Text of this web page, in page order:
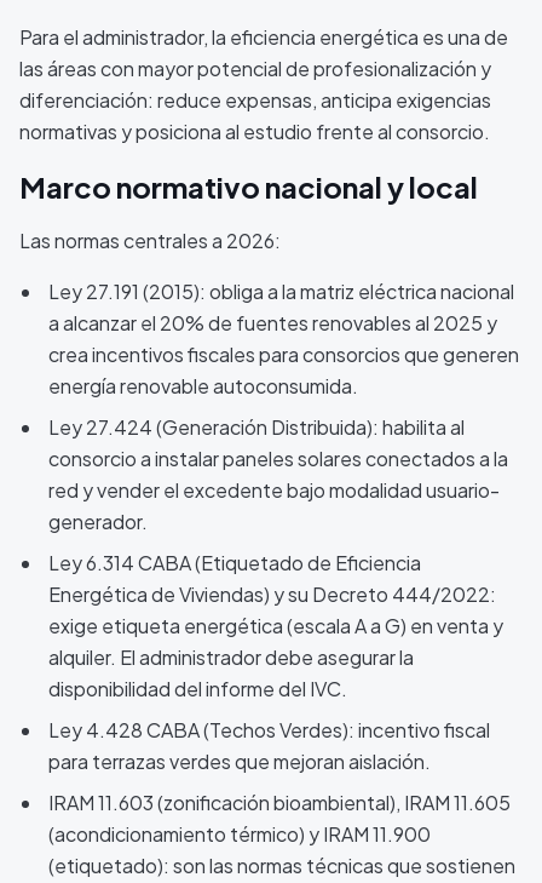
Para el administrador, la eficiencia energética es una de
las áreas con mayor potencial de profesionalización y
diferenciación: reduce expensas, anticipa exigencias
normativas y posiciona al estudio frente al consorcio.
Marco normativo nacional y local
Las normas centrales a 2026:
Ley 27.191 (2015): obliga a la matriz eléctrica nacional
a alcanzar el 20% de fuentes renovables al 2025 y
crea incentivos fiscales para consorcios que generen
energía renovable autoconsumida.
Ley 27.424 (Generación Distribuida): habilita al
consorcio a instalar paneles solares conectados a la
red y vender el excedente bajo modalidad usuario-
generador.
Ley 6.314 CABA (Etiquetado de Eficiencia
Energética de Viviendas) y su Decreto 444/2022:
exige etiqueta energética (escala A a G) en venta y
alquiler. El administrador debe asegurar la
disponibilidad del informe del IVC.
Ley 4.428 CABA (Techos Verdes): incentivo fiscal
para terrazas verdes que mejoran aislación.
IRAM 11.603 (zonificación bioambiental), IRAM 11.605
(acondicionamiento térmico) y IRAM 11.900
(etiquetado): son las normas técnicas que sostienen